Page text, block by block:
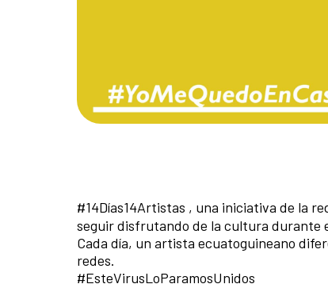
#14Días14Artistas , una iniciativa de la
seguir disfrutando de la cultura durante
Cada día, un artista ecuatoguineano
redes.
#EsteVirusLoParamosUnidos